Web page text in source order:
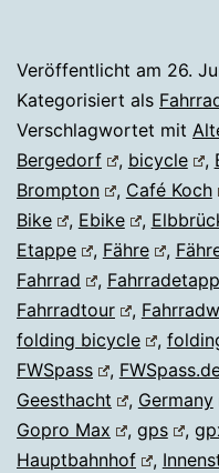
Veröffentlicht am 26.
Kategorisiert als
Verschlagwortet mit
Bergedorf
, bicycle ,
Brompton
, Café Koch
Bike
, Ebike ,
Etappe
, Fähre ,
Fahrrad
,
Fahrradtour
,
folding bicycle
,
FWSpass
,
Geesthacht
, Germany
Gopro Max
, gps ,
Hauptbahnhof
,